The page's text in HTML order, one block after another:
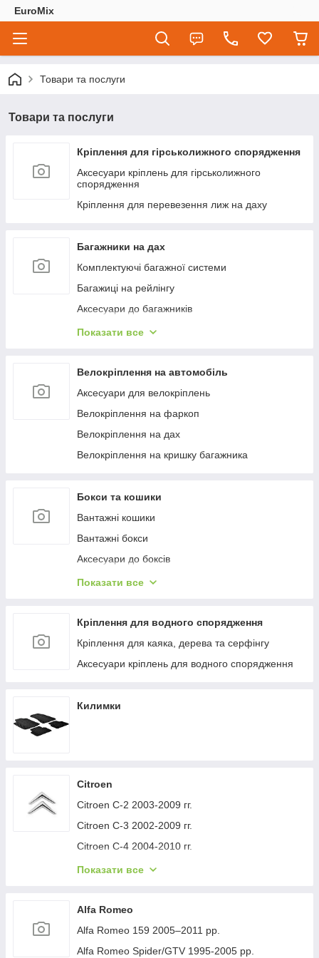
EuroMix
Товари та послуги
Товари та послуги
Кріплення для гірськолижного спорядження
Аксесуари кріплень для гірськолижного
спорядження
Кріплення для перевезення лиж на даху
Багажники на дах
Комплектуючі багажної системи
Багажиці на рейлінгу
Аксесуари до багажників
Багажиці в штатне місце
Багажиці на інтегровані рейлінги
Багажники на водості
Показати все
Велокріплення на автомобіль
Аксесуари для велокріплень
Велокріплення на фаркоп
Велокріплення на дах
Велокріплення на кришку багажника
Бокси та кошики
Вантажні кошики
Вантажні бокси
Аксесуари до боксів
Палатки на дах
Бокси на фаркоп
Показати все
Кріплення для водного спорядження
Кріплення для каяка, дерева та серфінгу
Аксесуари кріплень для водного спорядження
Килимки
Citroen
Citroen C-2 2003-2009 гг.
Citroen C-3 2002-2009 гг.
Citroen C-4 2004-2010 гг.
Citroen C-1 2005-2014 гг.
Citroen C-4 Picasso 2006-2013 гг.
Citroen Nemo 2007-2017 гг.
Citroen Berlingo 1996-2008 гг.
Показати все
Alfa Romeo
Alfa Romeo 159 2005–2011 рр.
Alfa Romeo Spider/GTV 1995-2005 рр.